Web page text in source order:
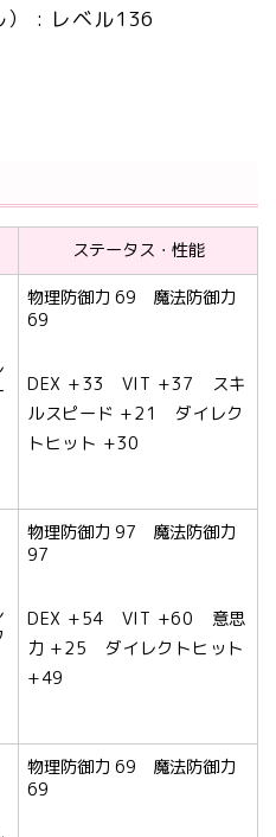
） : レベル136
ステータス・性能
物理防御力 69 魔法防御力
69
DEX +33 VIT +37 スキ
ルスピード +21 ダイレク
トヒット +30
物理防御力 97 魔法防御力
97
DEX +54 VIT +60 意思
力 +25 ダイレクトヒット
+49
物理防御力 69 魔法防御力
69